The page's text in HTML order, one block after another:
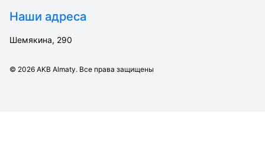
Наши адреса
Шемякина, 290
© 2026 AKB Almaty. Все права защищены